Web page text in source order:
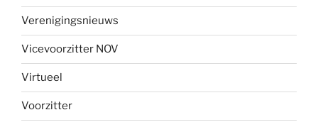
Verenigingsnieuws
Vicevoorzitter NOV
Virtueel
Voorzitter